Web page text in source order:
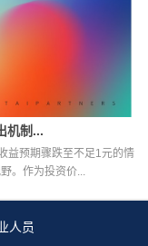
机制...
益预期骤跌至不足1元的情
。作为投资价...
人员